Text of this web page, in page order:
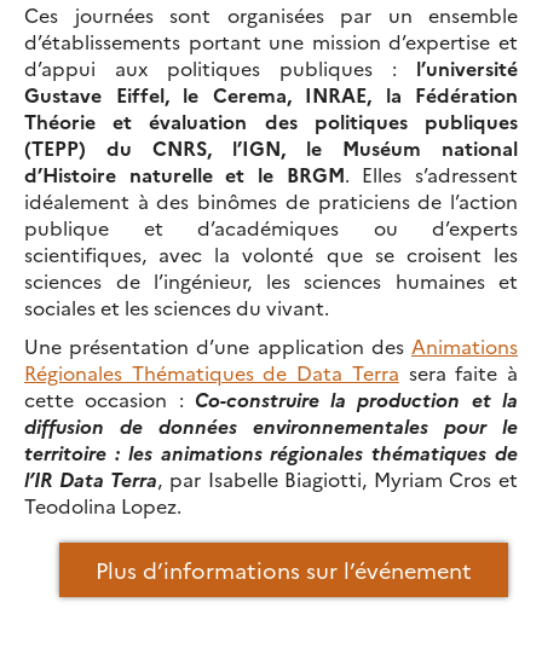
Ces journées sont organisées par un ensemble
d’établissements portant une mission d’expertise et
d’appui aux politiques publiques : l’université
Gustave Eiffel, le Cerema, INRAE, la Fédération
Théorie et évaluation des politiques publiques
(TEPP) du CNRS, l’IGN, le Muséum national
d’Histoire naturelle et le BRGM. Elles s’adressent
idéalement à des binômes de praticiens de l’action
publique et d’académiques ou d’experts
scientifiques, avec la volonté que se croisent les
sciences de l’ingénieur, les sciences humaines et
sociales et les sciences du vivant.
Une présentation d’une application des Animations
Régionales Thématiques de Data Terra sera faite à
cette occasion : Co-construire la production et la
diffusion de données environnementales pour le
territoire : les animations régionales thématiques de
l’IR Data Terra, par Isabelle Biagiotti, Myriam Cros et
Teodolina Lopez.
Plus d’informations sur l’événement